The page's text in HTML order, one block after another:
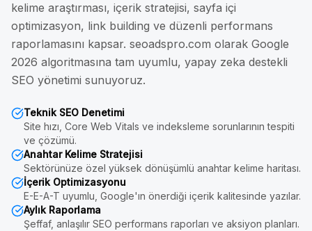
kelime araştırması, içerik stratejisi, sayfa içi
optimizasyon, link building ve düzenli performans
raporlamasını kapsar. seoadspro.com olarak Google
2026 algoritmasına tam uyumlu, yapay zeka destekli
SEO yönetimi sunuyoruz.
Teknik SEO Denetimi
Site hızı, Core Web Vitals ve indeksleme sorunlarının tespiti
ve çözümü.
Anahtar Kelime Stratejisi
Sektörünüze özel yüksek dönüşümlü anahtar kelime haritası.
İçerik Optimizasyonu
E-E-A-T uyumlu, Google'ın önerdiği içerik kalitesinde yazılar.
Aylık Raporlama
Şeffaf, anlaşılır SEO performans raporları ve aksiyon planları.